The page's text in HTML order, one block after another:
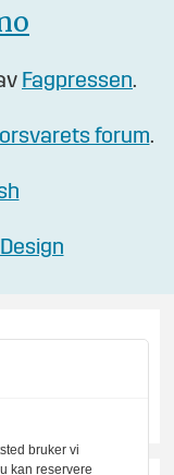
Fagpressen.
forum.
bruker vi
kan reservere